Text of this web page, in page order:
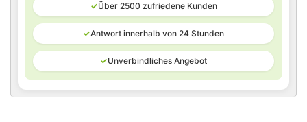
✓Über 2500 zufriedene Kunden
✓Antwort innerhalb von 24 Stunden
✓Unverbindliches Angebot